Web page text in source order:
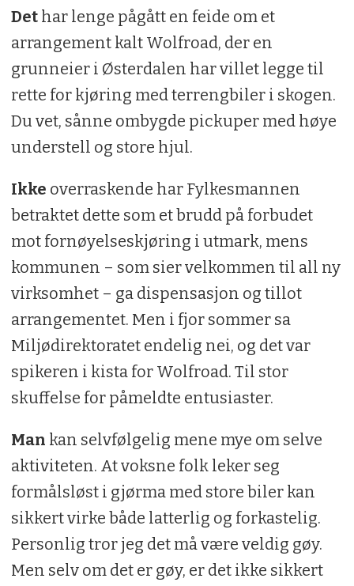
Dethar lenge pågått en feide om et
arrangement kalt Wolfroad, der en
grunneier i Østerdalen har villet legge til
rette for kjøring med terrengbiler i skogen.
Du vet, sånne ombygde pickuper med høye
understell og store hjul.
Ikke overraskende har Fylkesmannen
betraktet dette som et brudd på forbudet
mot fornøyelseskjøring i utmark, mens
kommunen – som sier velkommen til all ny
virksomhet – ga dispensasjon og tillot
arrangementet. Men i fjor sommer sa
Miljødirektoratet endelig nei, og det var
spikeren i kista for Wolfroad. Til stor
skuffelse for påmeldte entusiaster.
Man kan selvfølgelig mene mye om selve
aktiviteten. At voksne folk leker seg
formålsløst i gjørma med store biler kan
sikkert virke både latterlig og forkastelig.
Personlig tror jeg det må være veldig gøy.
Men selv om det er gøy, er det ikke sikkert